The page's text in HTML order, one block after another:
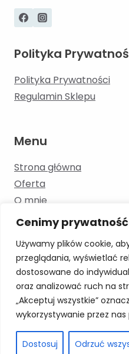
Cenimy
Używamy plików cookie,
przeglądania, wyświetlać
dostosowane do
oraz analizować ruch na
„Akceptuj wszystkie”
wykorzystywanie przez nas
Dostosuj Odrzuć
Polityka
Polityka Prywatności
Regulamin Sklepu
Menu
Strona główna
Oferta
O mnie
Kontakt
Skontaktuj się
+48 886 193 353